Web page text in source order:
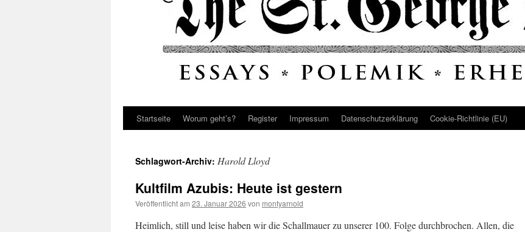
Startseite Worum geht’s? Register Impressum Datenschutz­erklärung Cookie-Richtlinie (EU)
Schlagwort-Archiv: Harold Lloyd
Kultfilm Azubis: Heute ist gestern
Veröffentlicht am 23. Januar 2026 von montyarnold
Heimlich, still und leise haben wir die Schallmauer zu unserer 100. Folge durchbrochen. Allen, die